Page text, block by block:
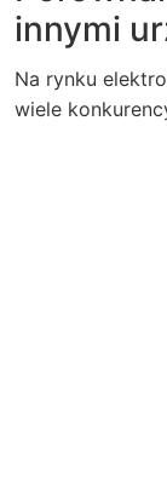
innymi
Na rynku
wiele